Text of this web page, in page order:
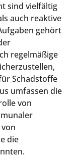
sind vielfältig
auch reaktive
gehört
regelmäßige
Schadstoffe
umfassen die
von
die